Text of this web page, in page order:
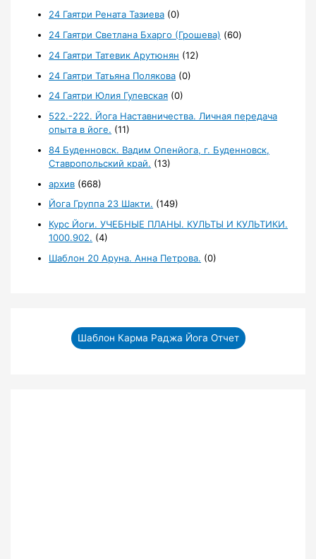
24 Гаятри Рената Тазиева (0)
24 Гаятри Светлана Бхарго (Грошева) (60)
24 Гаятри Татевик Арутюнян (12)
24 Гаятри Татьяна Полякова (0)
24 Гаятри Юлия Гулевская (0)
522.-222. Йога Наставничества. Личная передача
опыта в йоге. (11)
84 Буденновск. Вадим Опенйога, г. Буденновск,
Ставропольский край. (13)
архив (668)
Йога Группа 23 Шакти. (149)
Курс Йоги. УЧЕБНЫЕ ПЛАНЫ. КУЛЬТЫ И КУЛЬТИКИ.
1000.902. (4)
Шаблон 20 Аруна. Анна Петрова. (0)
Шаблон Карма Раджа Йога Отчет